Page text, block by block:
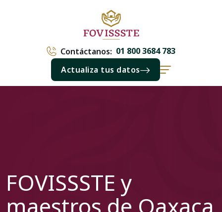
Contáctanos: 01 800 3684 783
Actualiza tus datos
FOVISSSTE y
maestros de Oaxaca